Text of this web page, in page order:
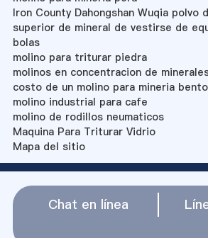
Iron County Dahongshan Wuqia polvo
superior de mineral de vestirse de
bolas
molino para triturar piedra
molinos en concentracion de
costo de un molino para mineria
molino industrial para cafe
molino de rodillos neumaticos
Maquina Para Triturar Vidrio
Mapa del sitio
Chat en línea